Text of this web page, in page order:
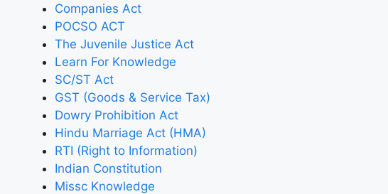
Companies Act
POCSO ACT
The Juvenile Justice Act
Learn For Knowledge
SC/ST Act
GST (Goods & Service Tax)
Dowry Prohibition Act
Hindu Marriage Act (HMA)
RTI (Right to Information)
Indian Constitution
Missc Knowledge